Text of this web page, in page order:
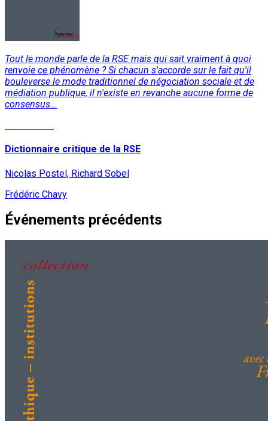
Tout le monde parle de la RSE mais qui sait vraiment à quoi
renvoie ce phénomène ? Si chacun s'accorde sur le fait qu'il
bouleverse le mode traditionnel de négociation sociale et de
médiation publique, il n'existe en revanche aucune forme de
consensus...
Dictionnaire critique de la RSE
Nicolas Postel, Richard Sobel
Frédéric Chavy
Événements précédents